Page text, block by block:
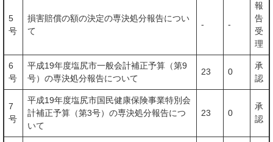
5
号
損害賠償の額の決定の専決処分報告につい
て
- -
報
告
受
理
6
号
平成19年度塩尻市一般会計補正予算（第9
号）の専決処分報告について
23 0
承
認
7
号
平成19年度塩尻市国民健康保険事業特別会
計補正予算（第3号）の専決処分報告につ
いて
23 0
承
認